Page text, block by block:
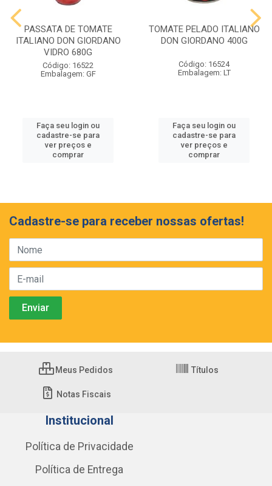
PASSATA DE TOMATE
ITALIANO DON GIORDANO
VIDRO 680G
Código: 16522
Embalagem: GF
Faça seu login ou
cadastre-se para
ver preços e
comprar
TOMATE PELADO ITALIANO
DON GIORDANO 400G
Código: 16524
Embalagem: LT
Faça seu login ou
cadastre-se para
ver preços e
comprar
Cadastre-se para receber nossas ofertas!
Meus Pedidos Títulos
Notas Fiscais
Institucional
Política de Privacidade
Política de Entrega